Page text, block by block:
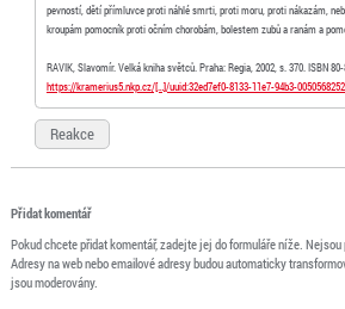
pevností, dětí přímluvce proti náhlé smrti, proti moru, proti nákazám,
kroupám pomocník proti očním chorobám, bolestem zubů a ranám a
RAVIK, Slavomír. Velká kniha světců. Praha: Regia, 2002, s. 370. ISBN
https://kramerius5.nkp.cz/[…]/uuid:32ed7ef0-8133-11e7-94b3-
Reakce
Přidat komentář
Pokud chcete přidat komentář, zadejte jej do formuláře níže.
Adresy na web nebo emailové adresy budou automaticky
jsou moderovány.